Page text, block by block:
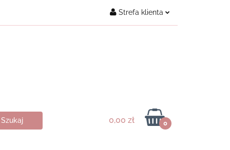
Strefa klienta
0,00 zł 0